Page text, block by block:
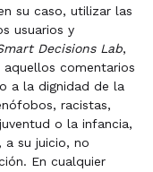
su caso, utilizar las
usuarios y
Decisions Lab,
comentarios
a la dignidad de la
racistas,
o la infancia,
a su juicio, no
En cualquier